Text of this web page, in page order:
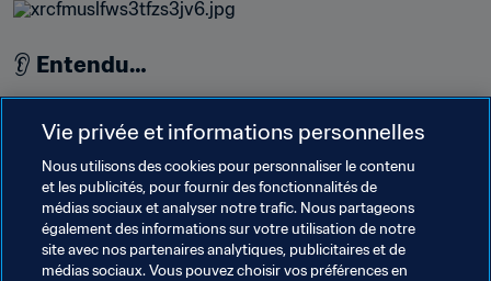
👂 Entendu…
supporter de l’Etoile du Sahel ne soutiendra l’EST. Ils ont
déjà remporté le trophée quatre fois alors que l’ESS ne
l’a gagné qu’une seule fois. Nous ne voulons pas être
davantage distancés" - Aymen Abdennour, ancien
défenseur de l’Etoile du Sahel (IFM)
Vie privée et informations personnelles
Nous utilisons des cookies pour personnaliser le contenu
et les publicités, pour fournir des fonctionnalités de
médias sociaux et analyser notre trafic. Nous partageons
également des informations sur votre utilisation de notre
site avec nos partenaires analytiques, publicitaires et de
médias sociaux. Vous pouvez choisir vos préférences en